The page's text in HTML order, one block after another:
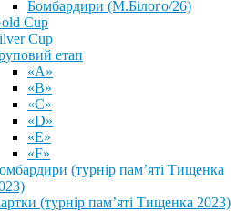
Бомбардири (М.Білого/26)
Cup
Cup
етап
«А»
«В»
«С»
«D»
«Е»
«F»
(турнір пам’яті Тищенка
(турнір пам’яті Тищенка 2023)